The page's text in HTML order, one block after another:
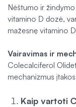
Nėštumo ir
vitamino D dozė,
mažesnę vitamino
Vairavimas ir
Colecalciferol
mechanizmus
Kaip vartoti